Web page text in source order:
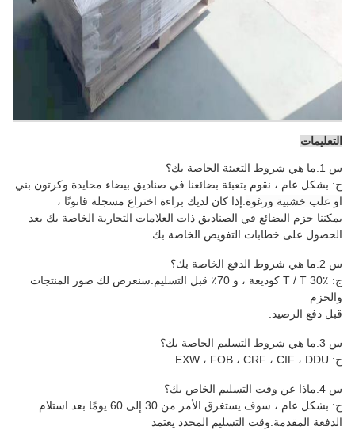
التعليمات
س 1.ما هي شروط التعبئة الخاصة بك؟
ج: بشكل عام ، نقوم بتعبئة بضائعنا في صناديق بيضاء محايدة وكرتون بني
او علب خشبية ورغوة.إذا كان لديك براءة اختراع مسجلة قانونًا ،
يمكننا حزم البضائع في الصناديق ذات العلامات التجارية الخاصة بك بعد
الحصول على خطابات التفويض الخاصة بك.
س 2.ما هي شروط الدفع الخاصة بك؟
ج: T / T 30٪ كوديعة ، و 70٪ قبل التسليم.سنعرض لك صور المنتجات
والحزم
قبل دفع الرصيد.
س 3.ما هي شروط التسليم الخاصة بك؟
ج: EXW ، FOB ، CRF ، CIF ، DDU.
س 4.ماذا عن وقت التسليم الخاص بك؟
ج: بشكل عام ، سوف يستغرق الأمر من 30 إلى 60 يومًا بعد استلام
الدفعة المقدمة.وقت التسليم المحدد يعتمد